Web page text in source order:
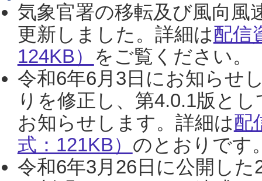
気象官署の移転及び風向風
更新しました。詳細は配信
124KB） をご覧ください。
令和6年6月3日にお知らせ
りを修正し、第4.0.1版と
お知らせします。詳細は配
式：121KB） のとおりです
令和6年3月26日に公開し